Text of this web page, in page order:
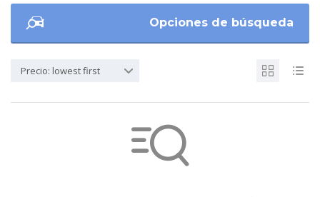
Opciones de búsqueda
Precio: lowest first